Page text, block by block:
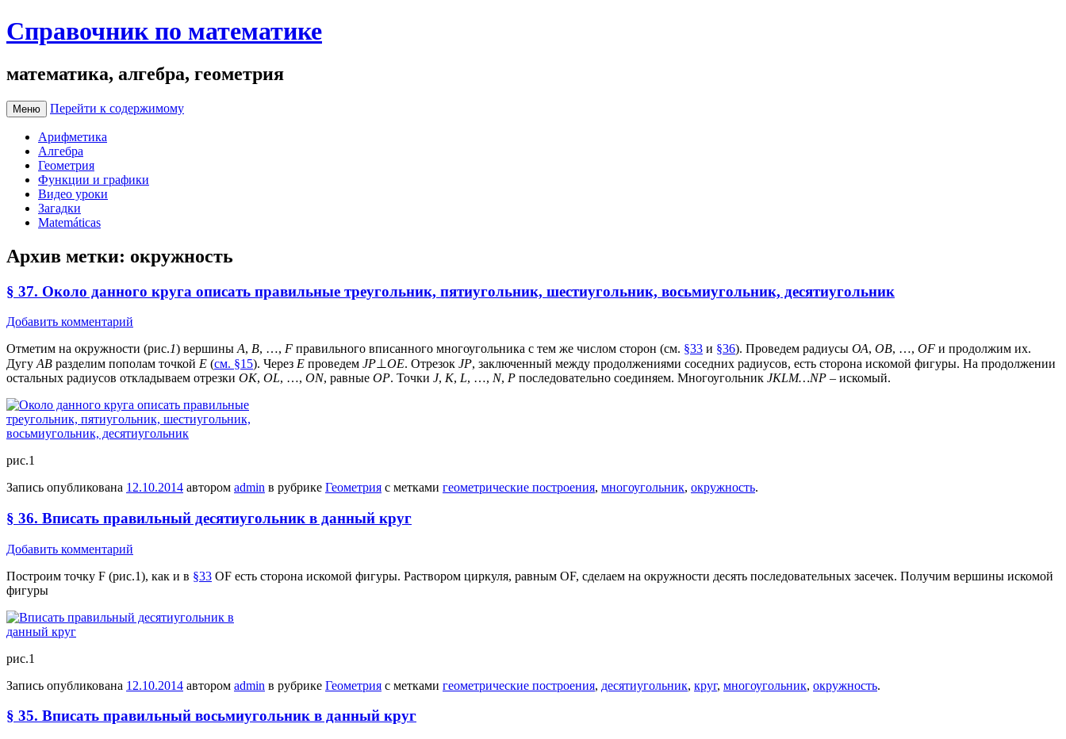
Справочник по математике
математика, алгебра, геометрия
Меню Перейти к содержимому
Арифметика
Алгебра
Геометрия
Функции и графики
Видео уроки
Загадки
Matemáticas
Архив метки: окружность
§ 37. Около данного круга описать правильные треугольник, пятиугольник, шестиугольник, восьмиугольник, десятиугольник
Добавить комментарий
Отметим на окружности (рис.1) вершины A, B, …, F правильного вписанного многоугольника с тем же числом сторон (см. §33 и §36). Проведем радиусы ОА, ОВ, …, OF и продолжим их.
Дугу АВ разделим пополам точкой Е (см. §15). Через Е проведем JP ⊥ OE. Отрезок JP, заключенный между продолжениями соседних радиусов, есть сторона искомой фигуры. На продолжении
остальных радиусов откладываем отрезки ОК, OL, …, ON, равные OP. Точки J, K, L, …, N, P последовательно соединяем. Многоугольник JKLM…NP – искомый.
рис.1
Запись опубликована 12.10.2014 автором admin в рубрике Геометрия с метками геометрические построения, многоугольник, окружность.
§ 36. Вписать правильный десятиугольник в данный круг
Добавить комментарий
Построим точку F (рис.1), как и в §33 OF есть сторона искомой фигуры. Раствором циркуля, равным OF, сделаем на окружности десять последовательных засечек. Получим вершины искомой
фигуры
рис.1
Запись опубликована 12.10.2014 автором admin в рубрике Геометрия с метками геометрические построения, десятиугольник, круг, многоугольник, окружность.
§ 35. Вписать правильный восьмиугольник в данный круг